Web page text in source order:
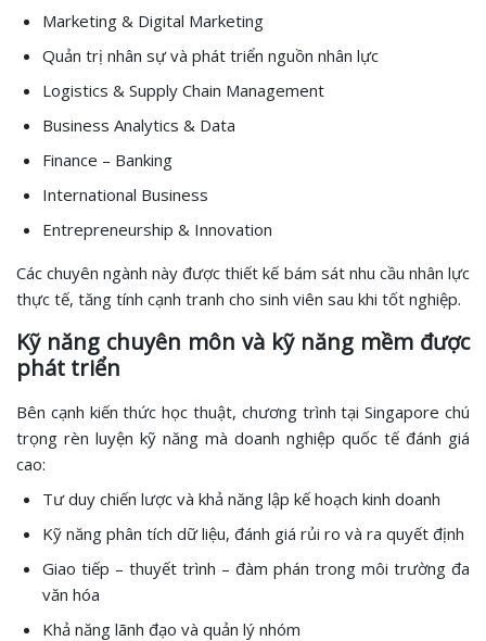
Marketing & Digital Marketing
Quản trị nhân sự và phát triển nguồn nhân lực
Logistics & Supply Chain Management
Business Analytics & Data
Finance – Banking
International Business
Entrepreneurship & Innovation
Các chuyên ngành này được thiết kế bám sát nhu cầu nhân lực
thực tế, tăng tính cạnh tranh cho sinh viên sau khi tốt nghiệp.
Kỹ năng chuyên môn và kỹ năng mềm được
phát triển
Bên cạnh kiến thức học thuật, chương trình tại Singapore chú
trọng rèn luyện kỹ năng mà doanh nghiệp quốc tế đánh giá
cao:
Tư duy chiến lược và khả năng lập kế hoạch kinh doanh
Kỹ năng phân tích dữ liệu, đánh giá rủi ro và ra quyết định
Giao tiếp – thuyết trình – đàm phán trong môi trường đa
văn hóa
Khả năng lãnh đạo và quản lý nhóm